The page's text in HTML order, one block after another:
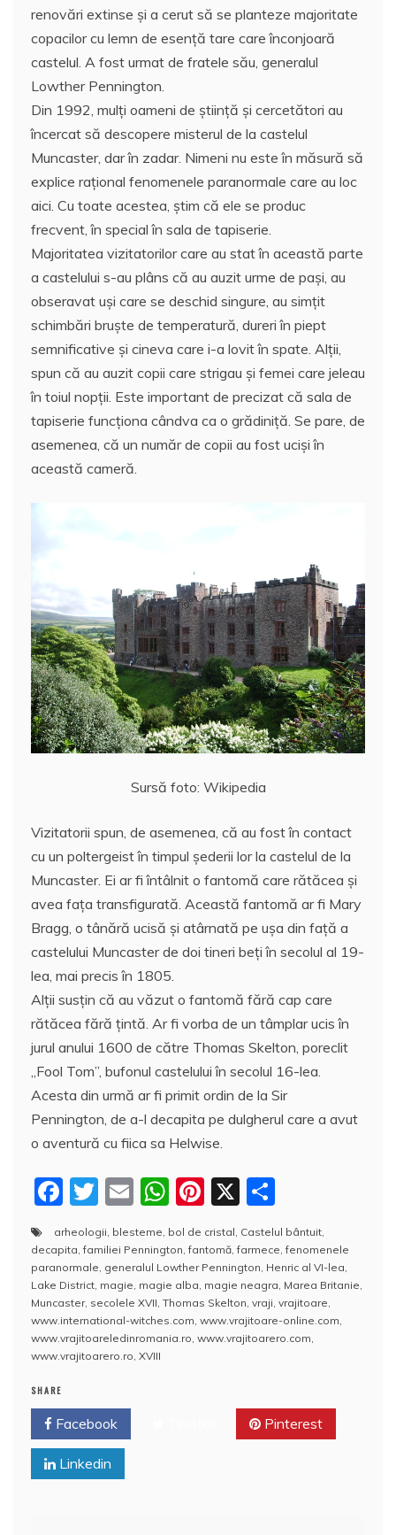
renovări extinse şi a cerut să se planteze majoritate
copacilor cu lemn de esenţă tare care înconjoară
castelul. A fost urmat de fratele său, generalul
Lowther Pennington.
Din 1992, mulţi oameni de ştiinţă şi cercetători au
încercat să descopere misterul de la castelul
Muncaster, dar în zadar. Nimeni nu este în măsură să
explice rațional fenomenele paranormale care au loc
aici. Cu toate acestea, știm că ele se produc
frecvent, în special în sala de tapiserie.
Majoritatea vizitatorilor care au stat în această parte
a castelului s-au plâns că au auzit urme de paşi, au
obseravat uşi care se deschid singure, au simțit
schimbări bruşte de temperatură, dureri în piept
semnificative și cineva care i-a lovit în spate. Alții,
spun că au auzit copii care strigau și femei care jeleau
în toiul nopții. Este important de precizat că sala de
tapiserie funcţiona cândva ca o grădiniță. Se pare, de
asemenea, că un număr de copii au fost uciși în
această cameră.
Sursă foto: Wikipedia
Vizitatorii spun, de asemenea, că au fost în contact
cu un poltergeist în timpul șederii lor la castelul de la
Muncaster. Ei ar fi întâlnit o fantomă care rătăcea şi
avea faţa transfigurată. Această fantomă ar fi Mary
Bragg, o tânără ucisă și atârnată pe ușa din față a
castelului Muncaster de doi tineri beți în secolul al 19-
lea, mai precis în 1805.
Alții susțin că au văzut o fantomă fără cap care
rătăcea fără țintă. Ar fi vorba de un tâmplar ucis în
jurul anului 1600 de către Thomas Skelton, poreclit
„Fool Tom”, bufonul castelului în secolul 16-lea.
Acesta din urmă ar fi primit ordin de la Sir
Pennington, de a-l decapita pe dulgherul care a avut
o aventură cu fiica sa Helwise.
F
a
c
e
b
o
o
T
w
itt
er
E
m
ai
l
W
h
at
s
A
p
Pi
nt
er
e
st
X
a
rt
aj
e
a
arheologii, blesteme, bol de cristal, Castelul bântuit,
decapita,familiei Pennington,fantomă,farmece,fenomenele
paranormale, generalul Lowther Pennington, Henric al VI-lea,
Lake District, magie, magie alba, magie neagra, Marea Britanie,
Muncaster, secolele XVII, Thomas Skelton, vraji, vrajitoare,
www.international-witches.com, www.vrajitoare-online.com,
www.vrajitoareledinromania.ro, www.vrajitoarero.com,
www.vrajitoarero.ro, XVIII
SHARE
Facebook Pinterest
Linkedin